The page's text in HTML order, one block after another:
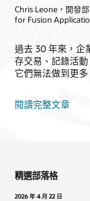
Chris Leone，開發
for Fusion
過去 30 年來，企
存交易、記錄活
它們無法做到更
閱讀完整文章
精選部落格
2026 年 4 月 22 日